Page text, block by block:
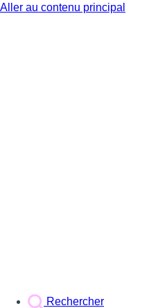
Aller au contenu principal
Rechercher